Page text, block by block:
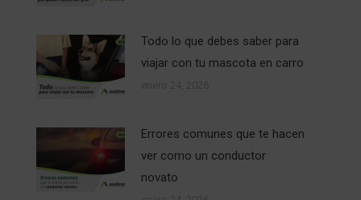
Todo lo que debes saber para
viajar con tu mascota en carro
Errores comunes que te hacen
ver como un conductor
novato